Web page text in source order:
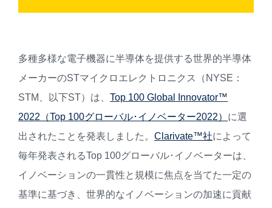
多種多様な電子機器に半導体を提供する世界的半導体
メーカーのSTマイクロエレクトロニクス（NYSE：
STM、以下ST）は、 Top 100 Global Innovator™
2022（Top 100グローバル･イノベーター2022） に選
出されたことを発表しました。 Clarivate™社によって
毎年発表されるTop 100グローバル･イノベーターは、
イノベーションの一貫性と規模に焦点を当てた一定の
基準に基づき、世界的なイノベーションの加速に貢献